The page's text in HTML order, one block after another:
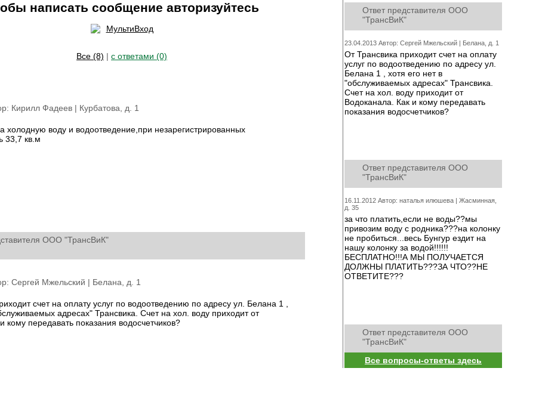
написать сообщение авторизуйтесь
Все (8) | с ответами (0)
Кирилл Фадеев | Курбатова, д. 1
холодную воду и водоотведение,при незарегистрированных
33,7 кв.м
ООО "ТрансВиК"
Сергей Мжельский | Белана, д. 1
счет на оплату услуг по водоотведению по адресу ул. Белана 1 ,
адресах" Трансвика. Счет на хол. воду приходит от
кому передавать показания водосчетчиков?
Ответ представителя ООО
"ТрансВиК"
23.04.2013 Автор: Сергей Мжельский | Белана, д. 1
От Трансвика приходит счет на оплату
услуг по водоотведению по адресу ул.
Белана 1 , хотя его нет в
"обслуживаемых адресах" Трансвика.
Счет на хол. воду приходит от
Водоканала. Как и кому передавать
показания водосчетчиков?
Ответ представителя ООО
"ТрансВиК"
16.11.2012 Автор: наталья илюшева | Жасминная,
д. 35
за что платить,если не воды??мы
привозим воду с родника???на колонку
не пробиться...весь Бунгур ездит на
нашу колонку за водой!!!!!!
БЕСПЛАТНО!!!А МЫ ПОЛУЧАЕТСЯ
ДОЛЖНЫ ПЛАТИТЬ???ЗА ЧТО??НЕ
ОТВЕТИТЕ???
Ответ представителя ООО
"ТрансВиК"
Все вопросы-ответы здесь